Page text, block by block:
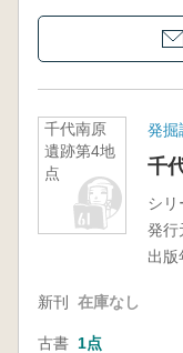
千代南原
遺跡第4地
点
発掘
千
シリ
発行
出版
新刊 在庫なし
古書 1点